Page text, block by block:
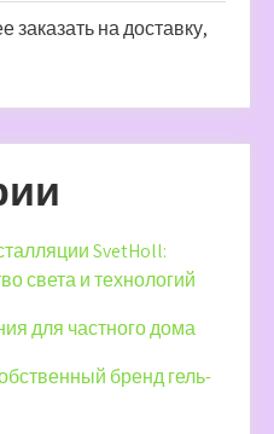
заказать на доставку,
SvetHoll:
света и технологий
для частного дома
бренд гель-